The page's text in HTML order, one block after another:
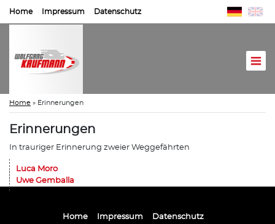
Home Impressum Datenschutz
Home » Erinnerungen
Erinnerungen
In trauriger Erinnerung zweier Weggefährten
Luca Moro
Uwe Gemballa
Home Impressum Datenschutz